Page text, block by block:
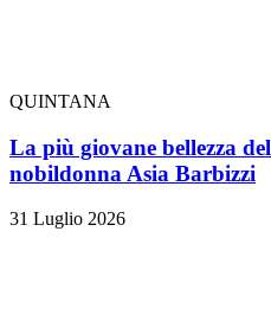
QUINTANA
La più giovane bellezza
nobildonna Asia Barbizzi
31 Luglio 2026